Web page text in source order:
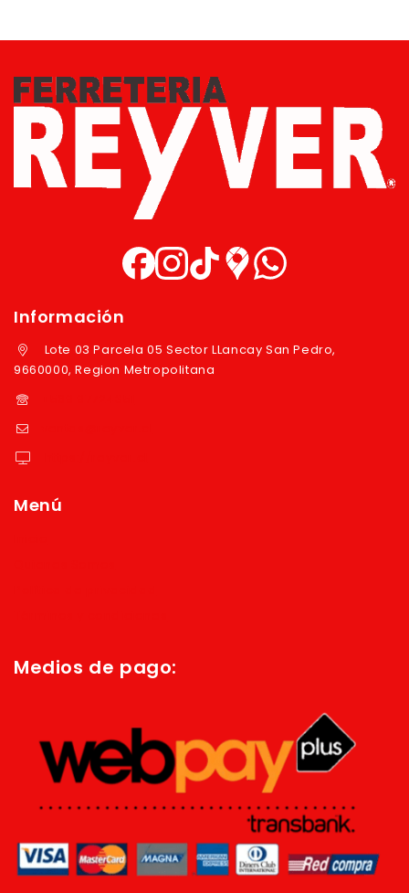
Información
Lote 03 Parcela 05 Sector LLancay San Pedro,
9660000, Region Metropolitana
Menú
Medios de pago: